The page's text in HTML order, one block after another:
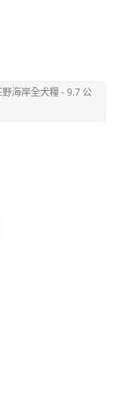
海岸全犬糧 - 9.7 公